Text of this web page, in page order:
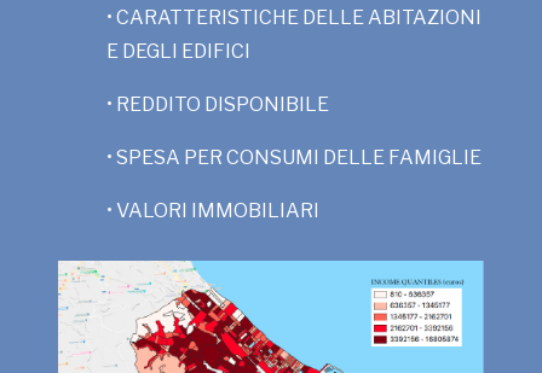
• CARATTERISTICHE DELLE ABITAZIONI
E DEGLI EDIFICI
• REDDITO DISPONIBILE
• SPESA PER CONSUMI DELLE FAMIGLIE
• VALORI IMMOBILIARI